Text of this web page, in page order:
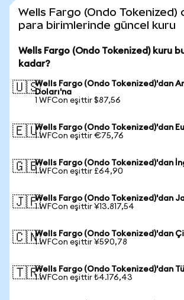
Wells Fargo (Ondo Tokenized)
para birimlerinde güncel kuru
Wells Fargo (Ondo Tokenized) kuru
kadar?
🇺🇸Wells Fargo (Ondo Tokenized)'dan
Doları'na
1 WFCon eşittir $87,56
🇪🇺Wells Fargo (Ondo Tokenized)'dan
1 WFCon eşittir €75,76
🇬🇧Wells Fargo (Ondo Tokenized)'dan
1 WFCon eşittir £64,90
🇯🇵Wells Fargo (Ondo Tokenized)'dan
1 WFCon eşittir ¥13.817,54
🇨🇳Wells Fargo (Ondo Tokenized)'dan
1 WFCon eşittir ¥590,78
🇹🇷Wells Fargo (Ondo Tokenized)'dan
1 WFCon eşittir ₺4.176,43